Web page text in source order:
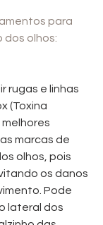
para
dos olhos:
rugas e linhas
(Toxina
marcas de
olhos, pois
os danos
Pode
lateral dos